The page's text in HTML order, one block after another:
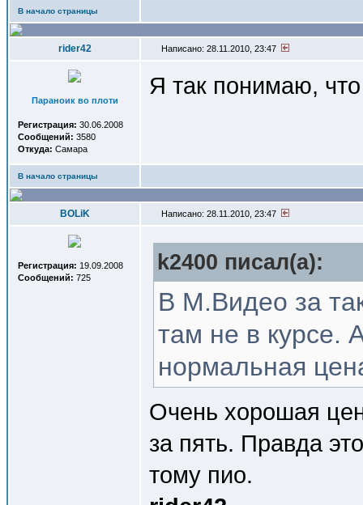
В начало страницы
rider42 Написано: 28.11.2010, 23:47
Параноик во плоти
Регистрация: 30.06.2008
Сообщений: 3580
Откуда: Самара
Я так понимаю,
В начало страницы
BOLiK Написано: 28.11.2010, 23:47
Регистрация: 19.09.2008
Сообщений: 725
k2400 писал(a):
В М.Видео за
там не в курсе.
нормальная
Очень хорошая
за пять. Правда
тому пио.